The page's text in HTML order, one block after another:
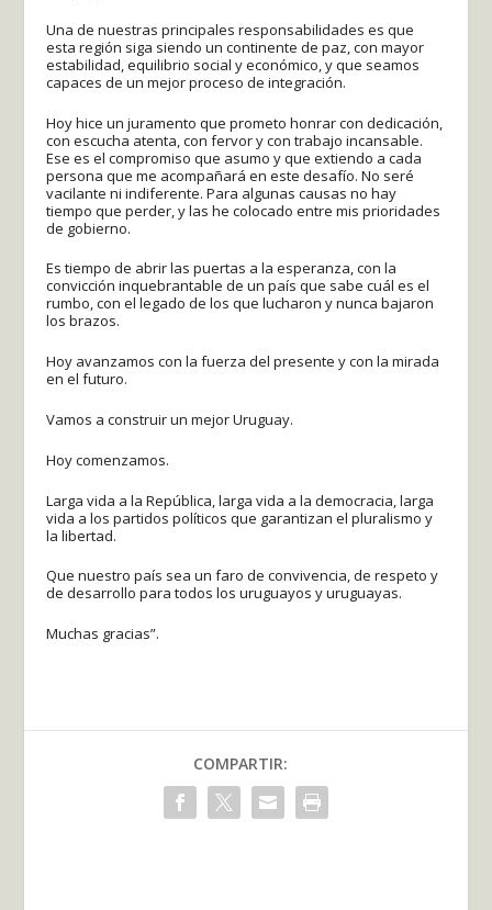
Una de nuestras principales responsabilidades es que
esta región siga siendo un continente de paz, con mayor
estabilidad, equilibrio social y económico, y que seamos
capaces de un mejor proceso de integración.
Hoy hice un juramento que prometo honrar con dedicación,
con escucha atenta, con fervor y con trabajo incansable.
Ese es el compromiso que asumo y que extiendo a cada
persona que me acompañará en este desafío. No seré
vacilante ni indiferente. Para algunas causas no hay
tiempo que perder, y las he colocado entre mis prioridades
de gobierno.
Es tiempo de abrir las puertas a la esperanza, con la
convicción inquebrantable de un país que sabe cuál es el
rumbo, con el legado de los que lucharon y nunca bajaron
los brazos.
Hoy avanzamos con la fuerza del presente y con la mirada
en el futuro.
Vamos a construir un mejor Uruguay.
Hoy comenzamos.
Larga vida a la República, larga vida a la democracia, larga
vida a los partidos políticos que garantizan el pluralismo y
la libertad.
Que nuestro país sea un faro de convivencia, de respeto y
de desarrollo para todos los uruguayos y uruguayas.
Muchas gracias”.
COMPARTIR: